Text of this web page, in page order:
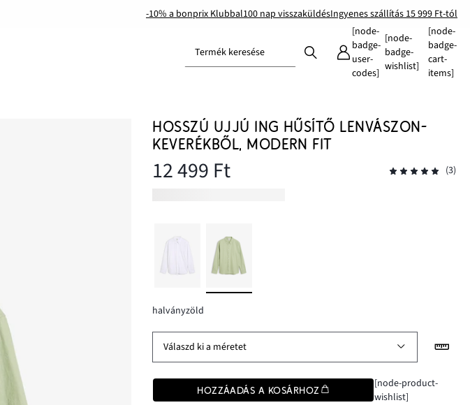
-10% a bonprix Klubbal100 nap visszaküldésIngyenes szállítás 15 999 Ft-tól
Termék keresése
[node-
badge-
user-
codes]
[node-
badge-
wishlist]
[node-
badge-
cart-
items]
HOSSZÚ UJJÚ ING HŰSÍTŐ LENVÁSZON-
KEVERÉKBŐL, MODERN FIT
12 499 Ft (3)
halványzöld
Válaszd ki a méretet
HOZZÁADÁS A KOSÁRHOZ
[node-product-
wishlist]